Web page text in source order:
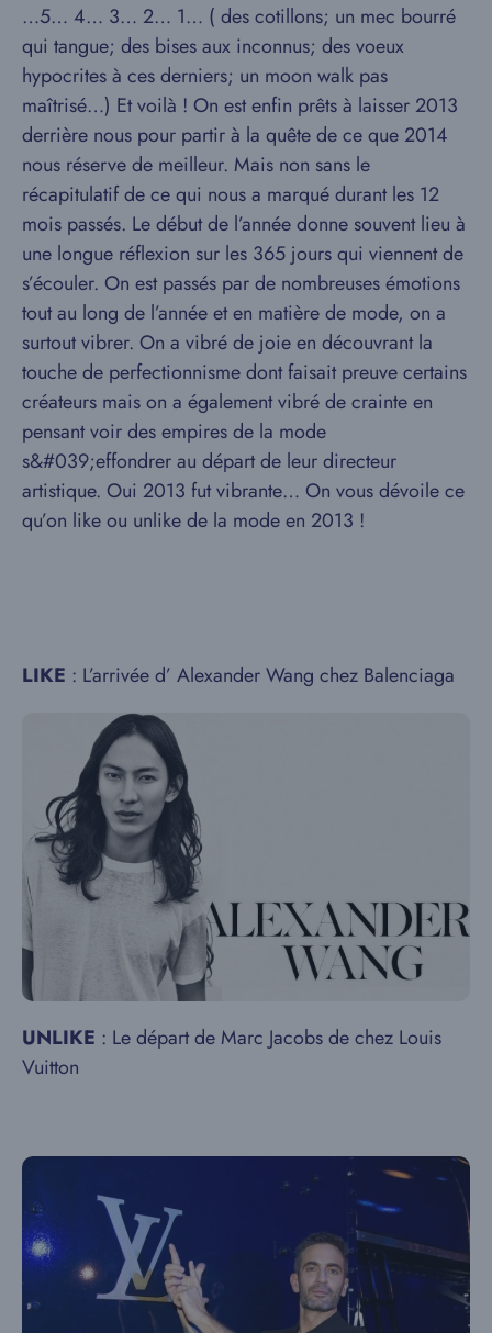
…5… 4… 3… 2… 1… ( des cotillons; un mec bourré
qui tangue; des bises aux inconnus; des voeux
hypocrites à ces derniers; un moon walk pas
maîtrisé…) Et voilà ! On est enfin prêts à laisser 2013
derrière nous pour partir à la quête de ce que 2014
nous réserve de meilleur. Mais non sans le
récapitulatif de ce qui nous a marqué durant les 12
mois passés. Le début de l’année donne souvent lieu à
une longue réflexion sur les 365 jours qui viennent de
s’écouler. On est passés par de nombreuses émotions
tout au long de l’année et en matière de mode, on a
surtout vibrer. On a vibré de joie en découvrant la
touche de perfectionnisme dont faisait preuve certains
créateurs mais on a également vibré de crainte en
pensant voir des empires de la mode
s&#039;effondrer au départ de leur directeur
artistique. Oui 2013 fut vibrante… On vous dévoile ce
qu’on like ou unlike de la mode en 2013 !
LIKE : L’arrivée d’ Alexander Wang chez Balenciaga
UNLIKE : Le départ de Marc Jacobs de chez Louis
Vuitton